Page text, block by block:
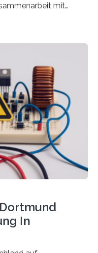
mit
zu
Europäischen
– mit einer
Millionen Euro.
großen
des
Im
Neue
rasch in die
In